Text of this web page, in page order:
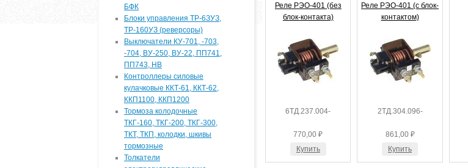
Реле РЭО-401 (без
блок-контакта)
6ТД.237.004-
770,00 ₽
Купить
Реле РЭО-401 (с блок-
контактом)
2ТД.304.096-
861,00 ₽
Купить
БФК
Блоки управления ТР-6ЗУЗ,
ТР-160УЗ (реверсоры)
Выключатели КУ-701, -703,
-704, ВУ-250, ВУ-22, ПП741,
ПП743, НВ
Контроллеры силовые
кулачковые ККТ-61, ККТ-62,
ККП1100, ККП1200
Тормоза колодочные
ТКГ-160, ТКГ-200, ТКГ-300,
ТКТ, ТКП, колодки, шкивы
тормозные
Толкатели